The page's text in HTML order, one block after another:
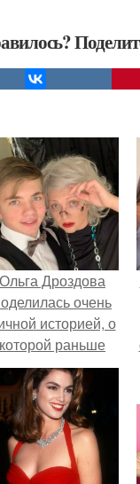
Ольга Дроздова
очень
историей, о
которой раньше
не говорила.